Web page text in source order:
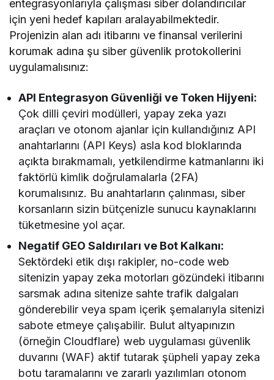
entegrasyonlarıyla çalışması siber dolandırıcılar
için yeni hedef kapıları aralayabilmektedir.
Projenizin alan adı itibarını ve finansal verilerini
korumak adına şu siber güvenlik protokollerini
uygulamalısınız:
API Entegrasyon Güvenliği ve Token Hijyeni:
Çok dilli çeviri modülleri, yapay zeka yazı
araçları ve otonom ajanlar için kullandığınız API
anahtarlarını (API Keys) asla kod bloklarında
açıkta bırakmamalı, yetkilendirme katmanlarını iki
faktörlü kimlik doğrulamalarla (2FA)
korumalısınız. Bu anahtarların çalınması, siber
korsanların sizin bütçenizle sunucu kaynaklarını
tüketmesine yol açar.
Negatif GEO Saldırıları ve Bot Kalkanı:
Sektördeki etik dışı rakipler, no-code web
sitenizin yapay zeka motorları gözündeki itibarını
sarsmak adına sitenize sahte trafik dalgaları
gönderebilir veya spam içerik şemalarıyla sitenizi
sabote etmeye çalışabilir. Bulut altyapınızın
(örneğin Cloudflare) web uygulaması güvenlik
duvarını (WAF) aktif tutarak şüpheli yapay zeka
botu taramalarını ve zararlı yazılımları otonom